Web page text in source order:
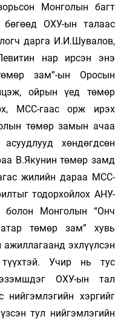
Монголын багт
ОХУ-ын талаас
дарга И.И.Шувалов,
нар ирсэн энэ
зам”-ын Оросын
ойрын үед төмөр
МСС-гаас орж ирэх
төмөр замын ачаа
хөндөгдсөн
В.Якунин төмөр замд
жилийн дараа МСС-
тодорхойлох АНУ-
болон Монголын “Онч
төмөр зам” хувь
ажиллагаанд эхлүүлсэн
Учир нь тус
ОХУ-ын тал
хэргийг
тул нийгэмлэгийн